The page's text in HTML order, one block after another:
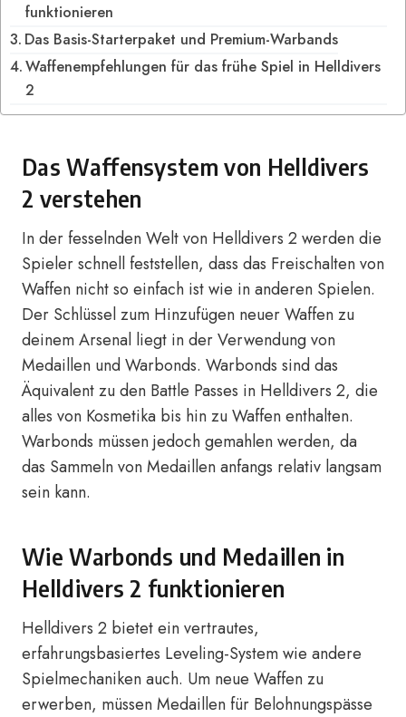
funktionieren
Das Basis-Starterpaket und Premium-Warbands
Waffenempfehlungen für das frühe Spiel in Helldivers
2
Das Waffensystem von Helldivers
2 verstehen
In der fesselnden Welt von Helldivers 2 werden die
Spieler schnell feststellen, dass das Freischalten von
Waffen nicht so einfach ist wie in anderen Spielen.
Der Schlüssel zum Hinzufügen neuer Waffen zu
deinem Arsenal liegt in der Verwendung von
Medaillen und Warbonds. Warbonds sind das
Äquivalent zu den Battle Passes in Helldivers 2, die
alles von Kosmetika bis hin zu Waffen enthalten.
Warbonds müssen jedoch gemahlen werden, da
das Sammeln von Medaillen anfangs relativ langsam
sein kann.
Wie Warbonds und Medaillen in
Helldivers 2 funktionieren
Helldivers 2 bietet ein vertrautes,
erfahrungsbasiertes Leveling-System wie andere
Spielmechaniken auch. Um neue Waffen zu
erwerben, müssen Medaillen für Belohnungspässe